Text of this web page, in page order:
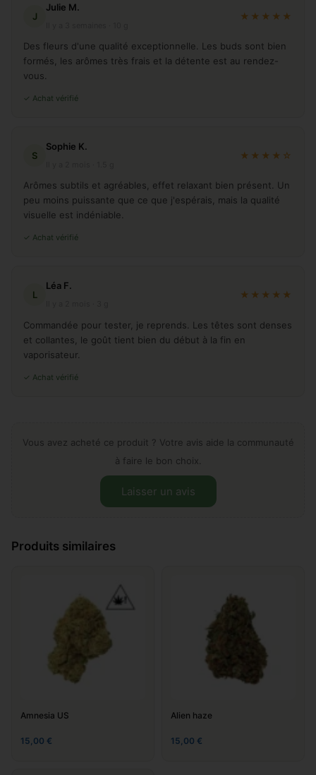
J
Julie M.
★★★★★
Des fleurs d'une qualité exceptionnelle. Les buds sont bien
formés, les arômes très frais et la détente est au rendez-
vous.
✓ Achat vérifié
S
Sophie K.
★★★★☆
Arômes subtils et agréables, effet relaxant bien présent. Un
peu moins puissante que ce que j'espérais, mais la qualité
visuelle est indéniable.
✓ Achat vérifié
L
Léa F.
★★★★★
Commandée pour tester, je reprends. Les têtes sont denses
et collantes, le goût tient bien du début à la fin en
vaporisateur.
✓ Achat vérifié
Vous avez acheté ce produit ? Votre avis aide la communauté
à faire le bon choix.
Laisser un avis
Laissez votre avis sur "Small
Ajouter un commentaire
Produits similaires
Amnesia US
15,00 €
Alien haze
15,00 €